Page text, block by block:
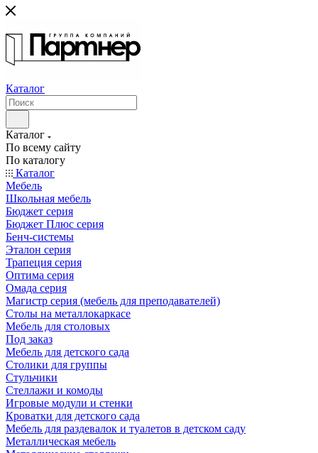
Каталог
Каталог
По всему сайту
По каталогу
Каталог
Мебель
Школьная мебель
Бюджет серия
Бюджет Плюс серия
Бенч-системы
Эталон серия
Трапеция серия
Оптима серия
Омада серия
Магистр серия (мебель для преподавателей)
Столы на металлокаркасе
Мебель для столовых
Под заказ
Мебель для детского сада
Столики для группы
Стульчики
Стеллажи и комоды
Игровые модули и стенки
Кроватки для детского сада
Мебель для раздевалок и туалетов в детском саду
Металлическая мебель